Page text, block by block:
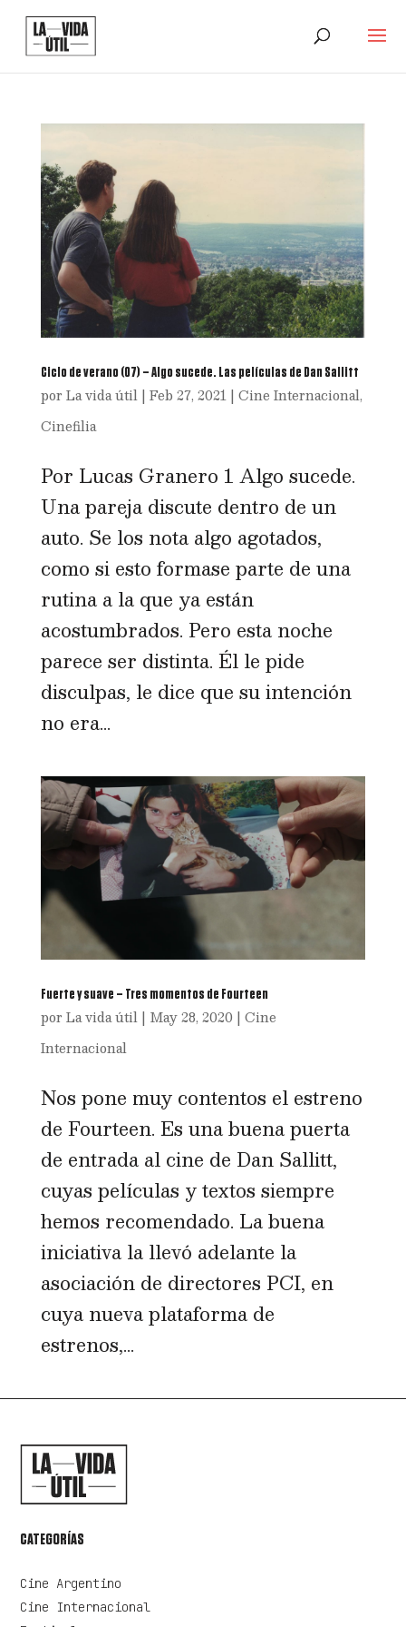
Ciclo de verano (07) – Algo sucede. Las películas de Dan Sallitt
por La vida útil| Feb 27, 2021| Cine Internacional,
Cinefilia
Por Lucas Granero 1 Algo sucede.
Una pareja discute dentro de un
auto. Se los nota algo agotados,
como si esto formase parte de una
rutina a la que ya están
acostumbrados. Pero esta noche
parece ser distinta. Él le pide
disculpas, le dice que su intención
no era...
Fuerte y suave – Tres momentos de Fourteen
por La vida útil| May 28, 2020 | Cine
Internacional
Nos pone muy contentos el estreno
de Fourteen. Es una buena puerta
de entrada al cine de Dan Sallitt,
cuyas películas y textos siempre
hemos recomendado. La buena
iniciativa la llevó adelante la
asociación de directores PCI, en
cuya nueva plataforma de
estrenos,...
CATEGORÍAS
Cine Argentino
Cine Internacional